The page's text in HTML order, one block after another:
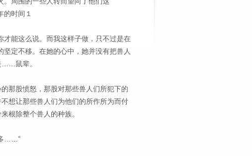
时间１
才能这么说。而我这样子做，只不过是在
定不移。在她的心中，她并没有把兽人
……鼠辈。
那股愤怒，那股对那些兽人们所犯下的
想让那些兽人们为他们的所作所为而付
根除整个兽人的种族。
……”